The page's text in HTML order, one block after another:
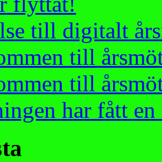
till digitalt
till
till
har fått